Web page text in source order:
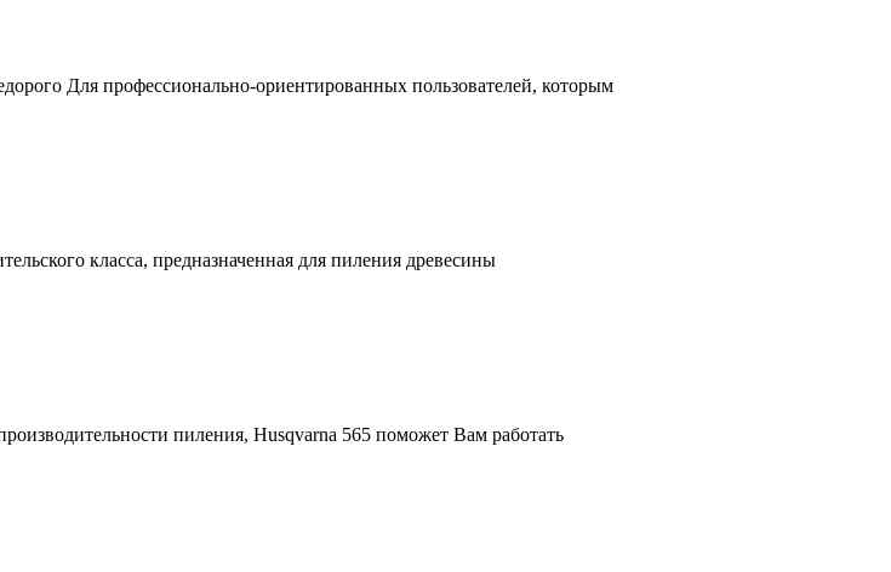
Для профессионально-ориентированных пользователей, которым
класса, предназначенная для пиления древесины
пиления, Husqvarna 565 поможет Вам работать